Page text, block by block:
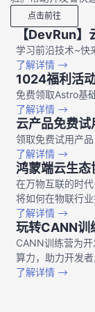
点击前往
【DevRun
学习前沿技术~快
了解详情
1024福利活
免费领取Astro基
了解详情
云产品免费试
领取免费试用产品
了解详情
鸿蒙端云生态
在万物互联的时
将如何在物联行
了解详情
玩转CANN训
CANN训练营为
算力，助力开发
了解详情